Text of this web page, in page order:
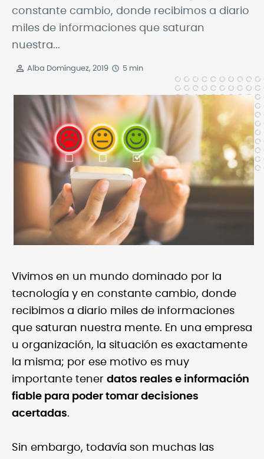
constante cambio, donde recibimos a diario
miles de informaciones que saturan
nuestra...
Alba Domínguez, 2019 5 min
Vivimos en un mundo dominado por la
tecnología y en constante cambio, donde
recibimos a diario miles de informaciones
que saturan nuestra mente. En una empresa
u organización, la situación es exactamente
la misma; por ese motivo es muy
importante tener datos reales e información
fiable para poder tomar decisiones
acertadas.
Sin embargo, todavía son muchas las